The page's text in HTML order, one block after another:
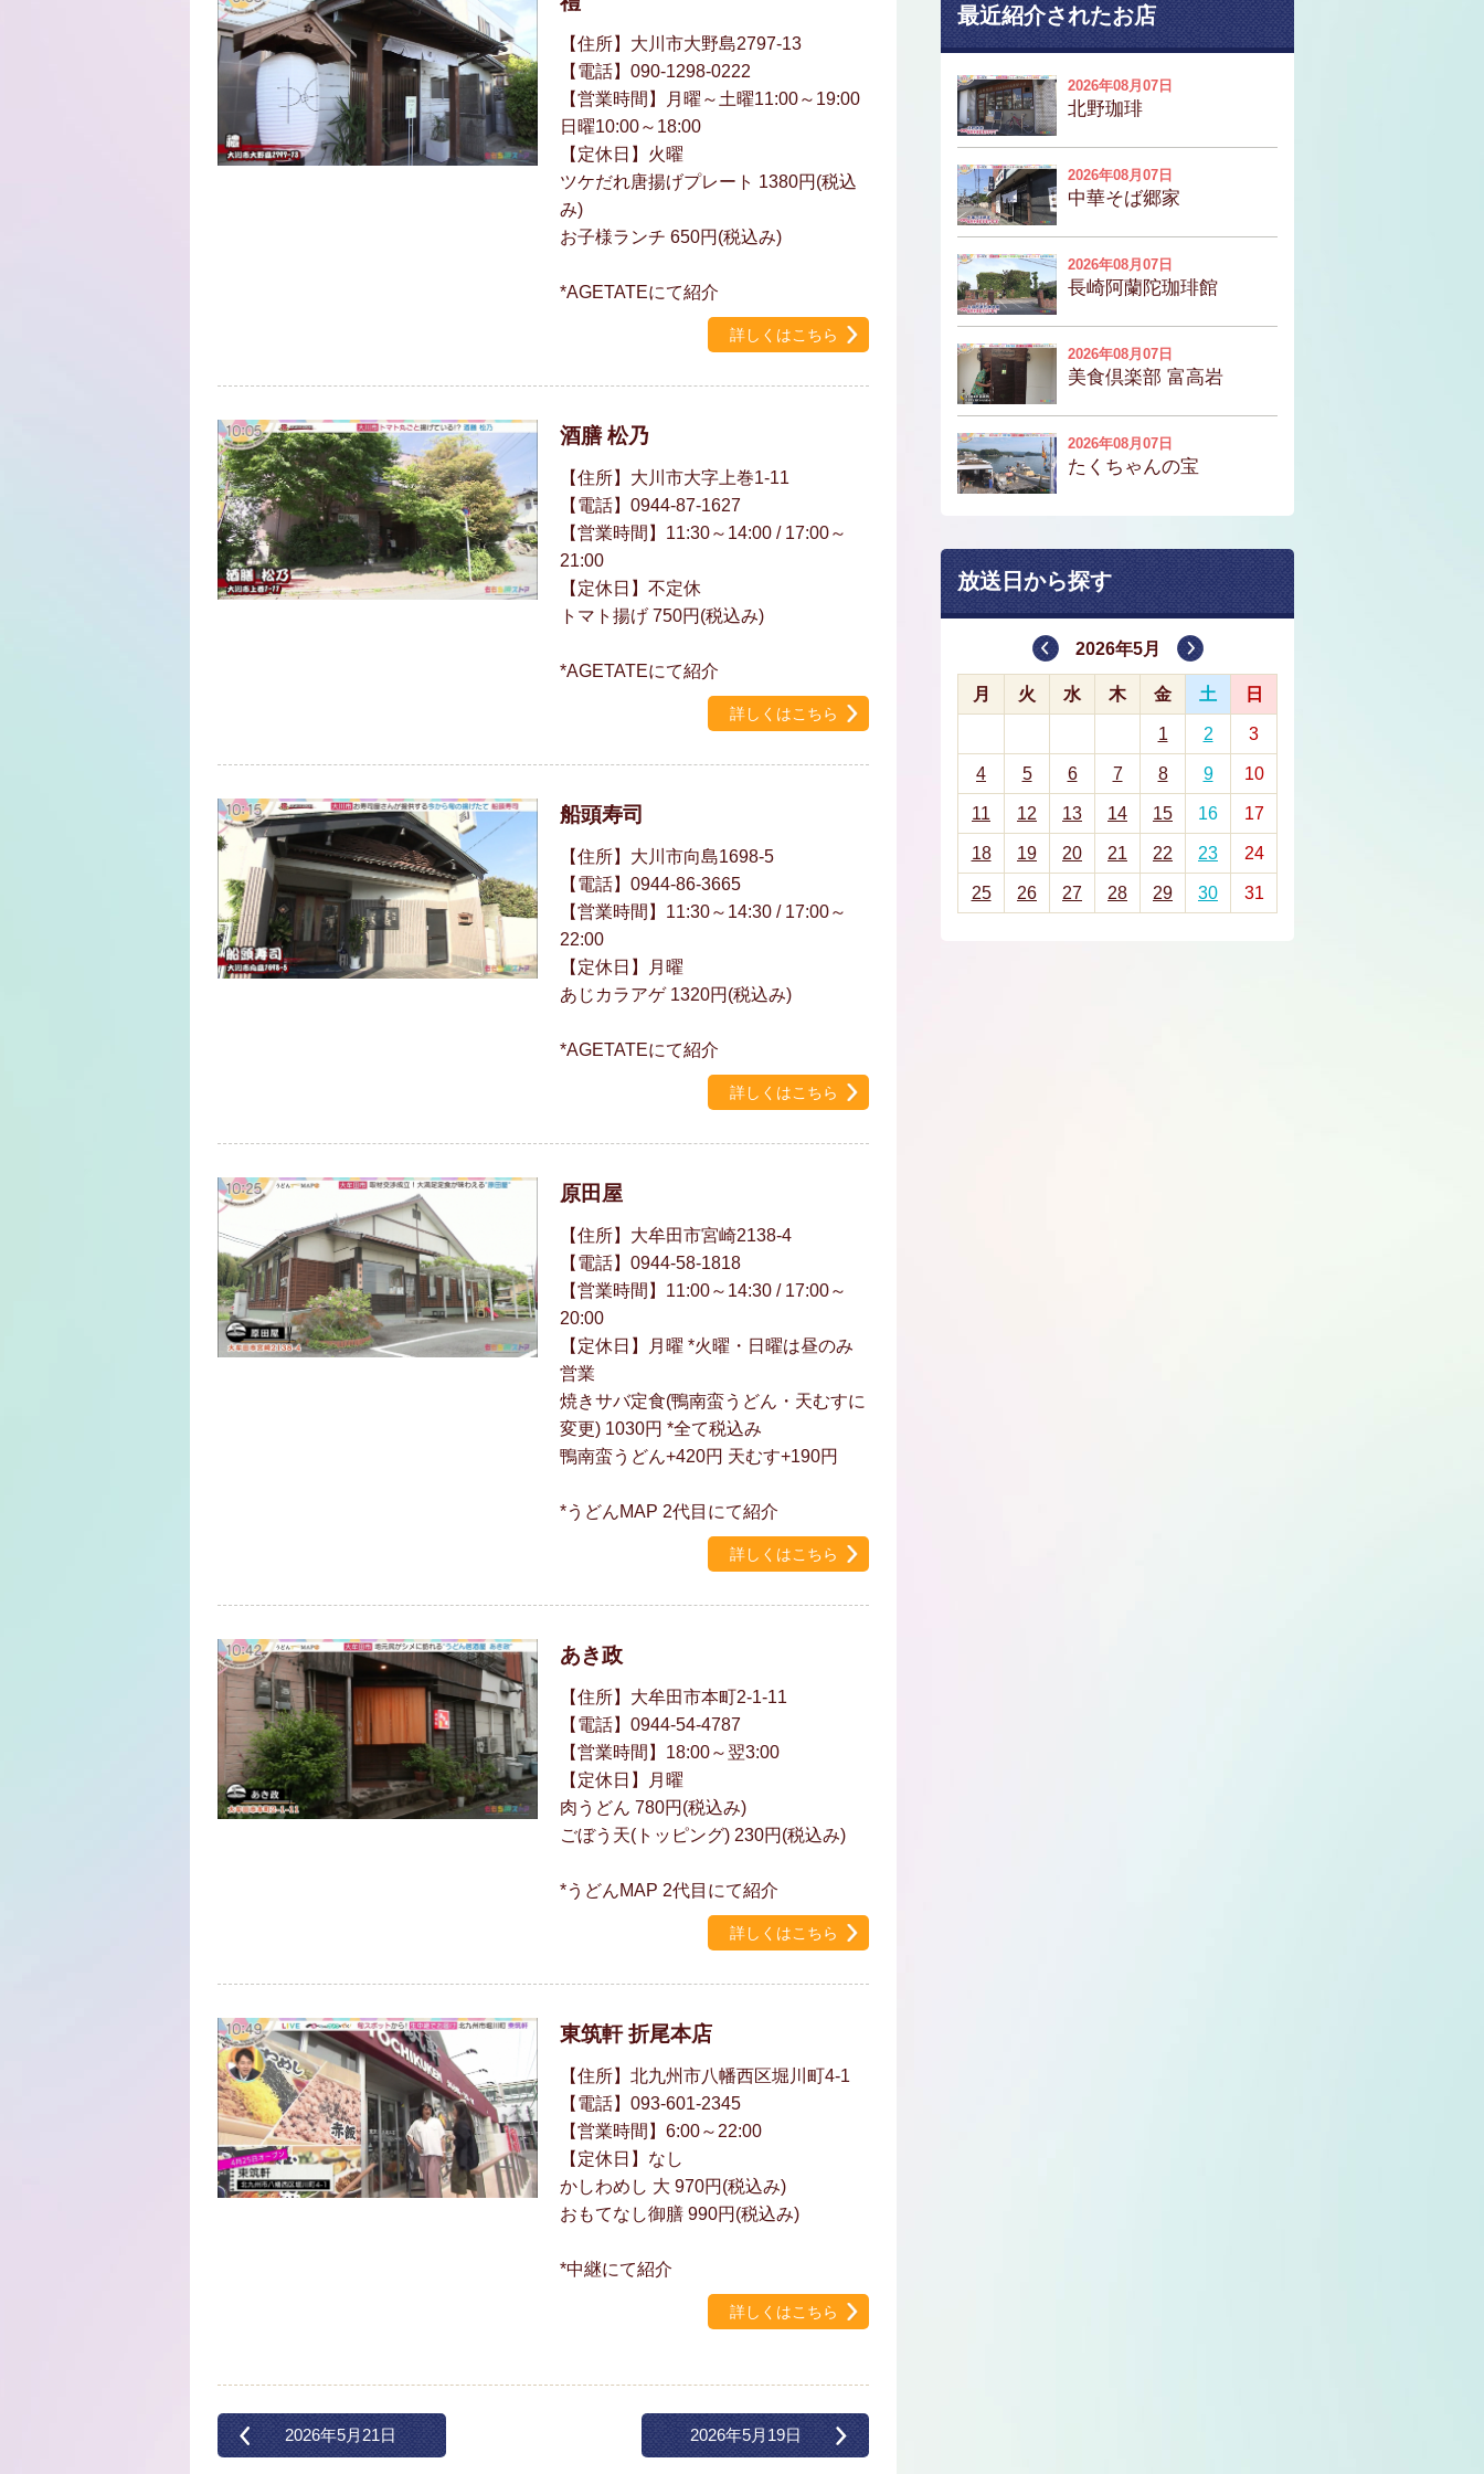
【住所】大川市大野島2797-13
【電話】090-1298-0222
【営業時間】月曜～土曜11:00～19:00
日曜10:00～18:00
【定休日】火曜
ツケだれ唐揚げプレート 1380円(税込
み)
お子様ランチ 650円(税込み)
*AGETATEにて紹介
詳しくはこちら
酒膳 松乃
【住所】大川市大字上巻1-11
【電話】0944-87-1627
【営業時間】11:30～14:00 / 17:00～
21:00
【定休日】不定休
トマト揚げ 750円(税込み)
*AGETATEにて紹介
詳しくはこちら
船頭寿司
【住所】大川市向島1698-5
【電話】0944-86-3665
【営業時間】11:30～14:30 / 17:00～
22:00
【定休日】月曜
あじカラアゲ 1320円(税込み)
*AGETATEにて紹介
詳しくはこちら
原田屋
【住所】大牟田市宮崎2138-4
【電話】0944-58-1818
【営業時間】11:00～14:30 / 17:00～
20:00
【定休日】月曜 *火曜・日曜は昼のみ
営業
焼きサバ定食(鴨南蛮うどん・天むすに
変更) 1030円 *全て税込み
鴨南蛮うどん+420円 天むす+190円
*うどんMAP 2代目にて紹介
詳しくはこちら
あき政
【住所】大牟田市本町2-1-11
【電話】0944-54-4787
【営業時間】18:00～翌3:00
【定休日】月曜
肉うどん 780円(税込み)
ごぼう天(トッピング) 230円(税込み)
*うどんMAP 2代目にて紹介
詳しくはこちら
東筑軒 折尾本店
【住所】北九州市八幡西区堀川町4-1
【電話】093-601-2345
【営業時間】6:00～22:00
【定休日】なし
かしわめし 大 970円(税込み)
おもてなし御膳 990円(税込み)
*中継にて紹介
詳しくはこちら
2026年5月21日 2026年5月19日
最近紹介されたお店
2026年08月07日
北野珈琲
2026年08月07日
中華そば郷家
2026年08月07日
長崎阿蘭陀珈琲館
2026年08月07日
美食倶楽部 富高岩
2026年08月07日
たくちゃんの宝
放送日から探す
2026年5月
月 火 水 木 金 土 日
1 2 3
4 5 6 7 8 9 10
11 12 13 14 15 16 17
18 19 20 21 22 23 24
25 26 27 28 29 30 31